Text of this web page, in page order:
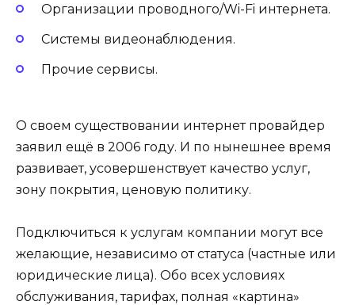
Организации проводного/Wi-Fi интернета.
Системы видеонаблюдения.
Прочие сервисы.
О своем существовании интернет провайдер
заявил ещё в 2006 году. И по нынешнее время
развивает, усовершенствует качество услуг,
зону покрытия, ценовую политику.
Подключиться к услугам компании могут все
желающие, независимо от статуса (частные или
юридические лица). Обо всех условиях
обслуживания, тарифах, полная «картина»